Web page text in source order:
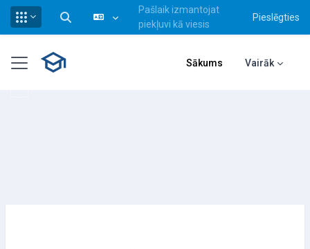
Pārslēgt meklēšanas ievadi
Pašlaik izmantojat
piekļuvi kā viesis
Pieslēgties
Sānu panelis Sākums Vairāk